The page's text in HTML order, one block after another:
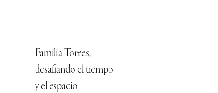
Familia Torres,
desafiando el tiempo
y el espacio